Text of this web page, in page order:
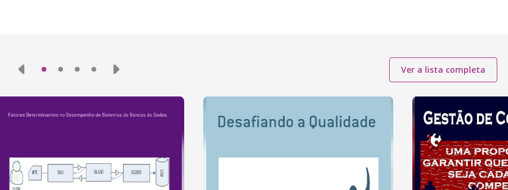
Ver a lista completa